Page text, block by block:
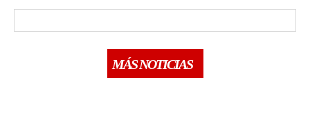
MÁS NOTICIAS